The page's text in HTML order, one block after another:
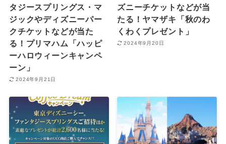
タジースプリングス・マ
ジックやディズニーパー
クチケットなどが当た
る！プリマハム「ハッピ
ーハロウィーンキャンペ
ーン」
2024年9月21日
ズニーチケットなどが当
たる！ヤマザキ「秋のわ
くわくプレゼント」
2024年9月20日